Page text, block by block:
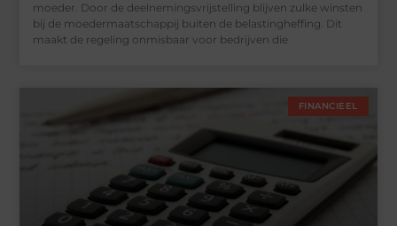
moeder. Door de deelnemingsvrijstelling blijven zulke winsten
bij de moedermaatschappij buiten de belastingheffing. Dit
maakt de regeling onmisbaar voor bedrijven die
FINANCIEEL